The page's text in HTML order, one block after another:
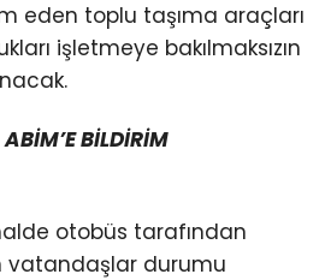
eden toplu taşıma araçları
işletmeye bakılmaksızın
BİLDİRİM
otobüs tarafından
vatandaşlar durumu